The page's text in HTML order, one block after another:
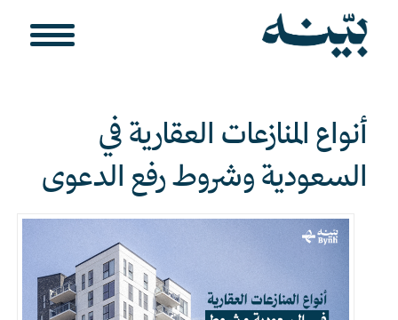
أنواع المنازعات العقارية في
السعودية وشروط رفع الدعوى